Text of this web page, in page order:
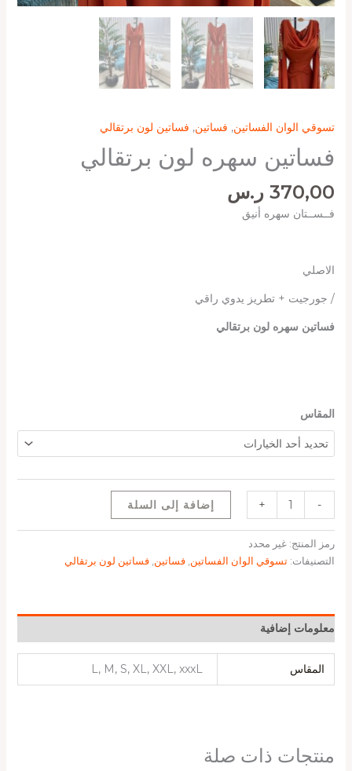
تسوقي الوان الفساتين, فساتين, فساتين لون برتقالي
فساتين سهره لون برتقالي
370,00 ر.س
فــســتان سهره أنيق
الاصلي
/ جورجيت + تطريز يدوي راقي
فساتين سهره لون برتقالي
المقاس
-
+ إضافة إلى السلة
رمز المنتج: غير محدد
التصنيفات: تسوقي الوان الفساتين, فساتين, فساتين لون برتقالي
معلومات إضافية
المقاس L, M, S, XL, XXL, xxxL
منتجات ذات صلة